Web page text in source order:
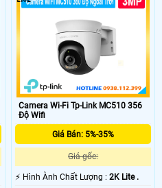
Camera Wi-Fi Tp-Link MC510 356
Độ Wifi
Giá Bán: 5%-35%
Giá gốc:
️⚡ Hình Ành Chất Lượng :2K Lite .